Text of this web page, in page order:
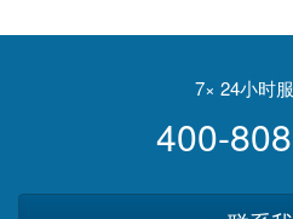
眼，原来是选错了队友！
7× 24小时
400-